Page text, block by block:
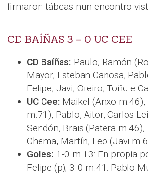
firmaron táboas nun encontro
CD BAÍÑAS 3 – 0 UC CEE
CD Baíñas: Paulo, Ramón
Mayor, Esteban Canosa,
Felipe, Javi, Oreiro, Toño e
UC Cee: Maikel (Anxo
m.71), Pablo, Aitor, Carlos
Sendón, Brais (Patera m.46),
Chema, Martín, Leo (Javi
Goles: 1-0 m.13: En propia
Felipe (p); 3-0 m.41: Pablo